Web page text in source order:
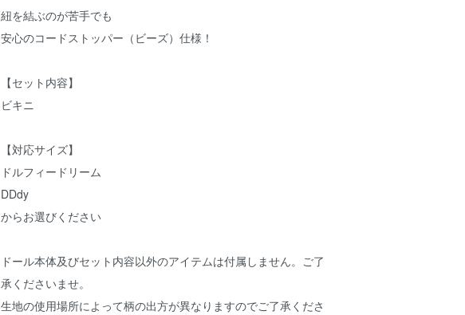
紐を結ぶのが苦手でも
安心のコードストッパー（ビーズ）仕様！
【セット内容】
ビキニ
【対応サイズ】
ドルフィードリーム
DDdy
からお選びください
ドール本体及びセット内容以外のアイテムは付属しません。ご了
承くださいませ。
生地の使用場所によって柄の出方が異なりますのでご了承くださ